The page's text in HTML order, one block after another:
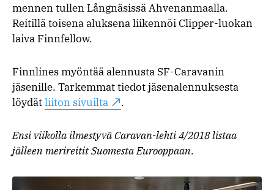
mennen tullen Långnäsissä Ahvenanmaalla.
Reitillä toisena aluksena liikennöi Clipper-luokan
laiva Finnfellow.
Finnlines myöntää alennusta SF-Caravanin
jäsenille. Tarkemmat tiedot jäsenalennuksesta
löydätliiton sivuilta .
Ensi viikolla ilmestyvä Caravan-lehti 4/2018 listaa
jälleen merireitit Suomesta Eurooppaan.